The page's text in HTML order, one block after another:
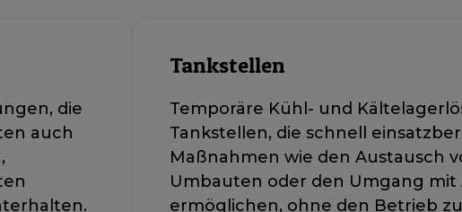
die
auch
Tankstellen
Temporäre Kühl- und
Tankstellen, die schnell
Maßnahmen wie den Austausch
Umbauten oder den Umgang mit
ermöglichen, ohne den Betrieb